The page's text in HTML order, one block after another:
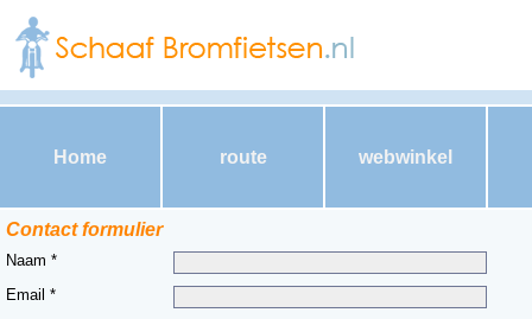
Home route webwinkel
Contact formulier
Naam *
Email *